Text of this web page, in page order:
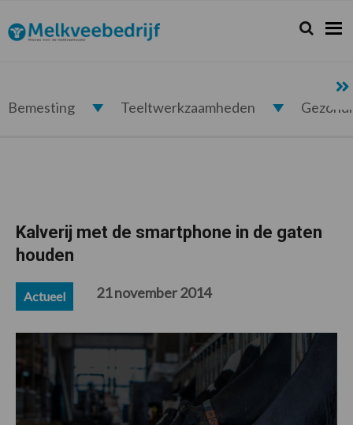
de
hoofdnavigatie
de
hoofd
de
eerste
de
voettekst
Melkveebedrijf.nl Zoeken...
Zoek
Bemesting Teeltwerkzaamheden
Kalverij met de smartphone in de gaten
houden
Actueel 21 november 2014